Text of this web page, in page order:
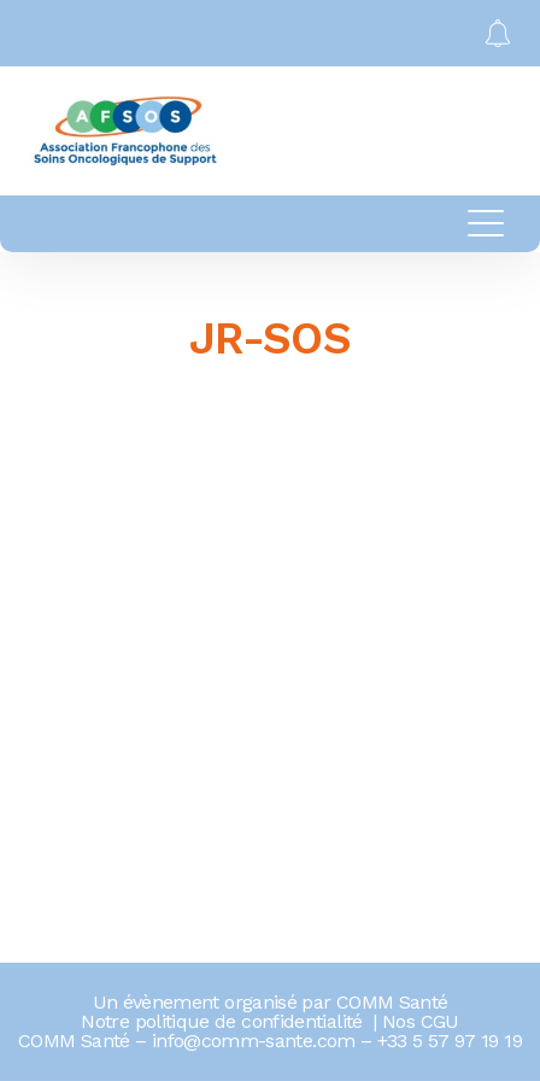
JR-SOS
Un évènement organisé par COMM Santé
Notre politique de confidentialité | Nos CGU
COMM Santé – info@comm-sante.com – +33 5 57 97 19 19